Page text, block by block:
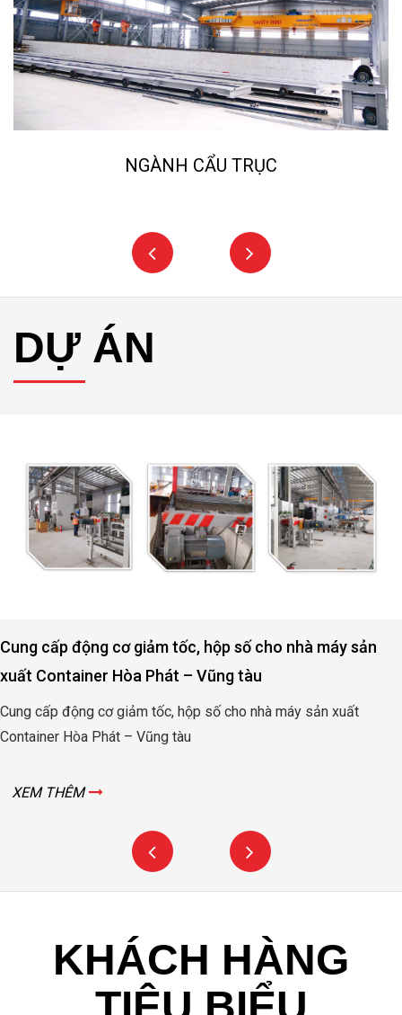
NGÀNH CẨU TRỤC
DỰ ÁN
Cung cấp động cơ giảm tốc, hộp số cho nhà máy sản
xuất Container Hòa Phát – Vũng tàu
Cung cấp động cơ giảm tốc, hộp số cho nhà máy sản xuất
Container Hòa Phát – Vũng tàu
XEM THÊM
KHÁCH HÀNG